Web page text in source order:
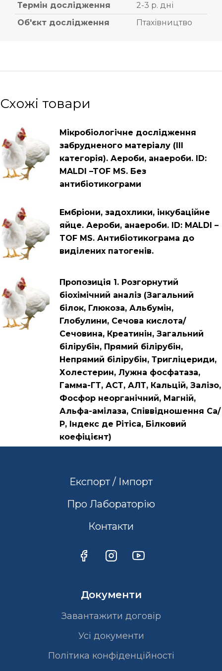
Термін дослідження
2-3 р. дні
Об'єкт дослідження
Птахівництво
Схожі товари
Мікробіологічне дослідження
забрудненого матеріалу (ІІІ
категорія). Аероби, анаероби. ID:
MALDI –TOF MS. Без
антибіотикограми
Ембріони, задохлики, інкубаційне
яйце. Аероби, анаероби. ID: MALDI –
TOF MS. Антибіотикограма до
виділених патогенів.
Пропозиція 1. Розгорнутий
біохімічний аналіз (Загальний
білок, Глюкоза, Альбумін,
Глобулини, Сечова кислота/
Сечовина, Креатинін, Загальний
білірубін, Прямий білірубін,
Непрямий білірубін, Тригліцериди,
Холестерин, Лужна фосфатаза,
Гамма-ГТ, АСТ, АЛТ, Кальцій, Залізо,
Фосфор неорганічний, Магній,
Альфа-амілаза, Співвідношення Са/
Р, Індекс де Рітіса, Білковий
коефіцієнт)
Експорт / Імпорт
Про Лабораторію
Контакти
Документи
Завантажити договір
Усі документи
Політика конфіденційності